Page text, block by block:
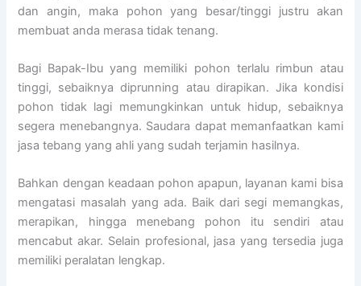
dan angin, maka pohon yang besar/tinggi justru akan
membuat anda merasa tidak tenang.
Bagi Bapak-Ibu yang memiliki pohon terlalu rimbun atau
tinggi, sebaiknya diprunning atau dirapikan. Jika kondisi
pohon tidak lagi memungkinkan untuk hidup, sebaiknya
segera menebangnya. Saudara dapat memanfaatkan kami
jasa tebang yang ahli yang sudah terjamin hasilnya.
Bahkan dengan keadaan pohon apapun, layanan kami bisa
mengatasi masalah yang ada. Baik dari segi memangkas,
merapikan, hingga menebang pohon itu sendiri atau
mencabut akar. Selain profesional, jasa yang tersedia juga
memiliki peralatan lengkap.